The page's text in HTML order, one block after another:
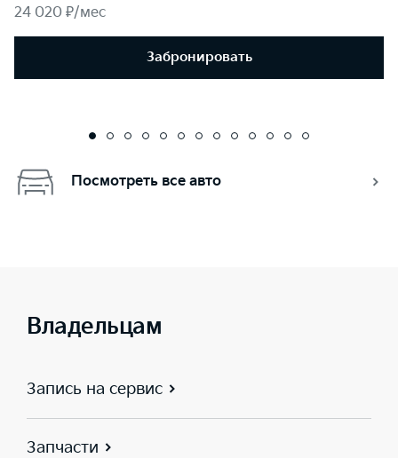
24 020 ₽/мес
Забронировать
Посмотреть все авто
Владельцам
Запись на сервис
Запчасти